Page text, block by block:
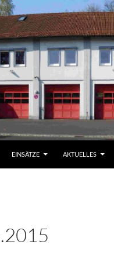
EINSÄTZE AKTUELLES